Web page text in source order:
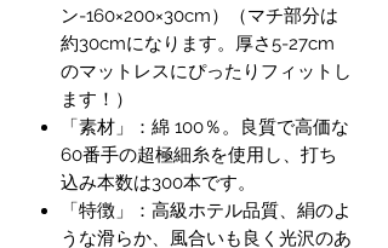
ン-160×200×30cm）（マチ部分は
約30cmになります。厚さ5-27cm
のマットレスにぴったりフィットし
ます！）
「素材」：綿 100％。良質で高価な
60番手の超極細糸を使用し、打ち
込み本数は300本です。
「特徴」：高級ホテル品質、絹のよ
うな滑らか、風合いも良く光沢のあ